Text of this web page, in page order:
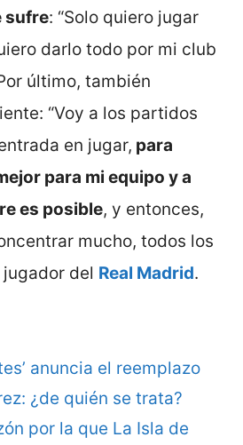
sufre: “Solo quiero jugar
darlo todo por mi club
último, también
“Voy a los partidos
en jugar, para
para mi equipo y a
es posible, y entonces,
mucho, todos los
jugador del Real Madrid.
anuncia el reemplazo
¿de quién se trata?
por la que La Isla de